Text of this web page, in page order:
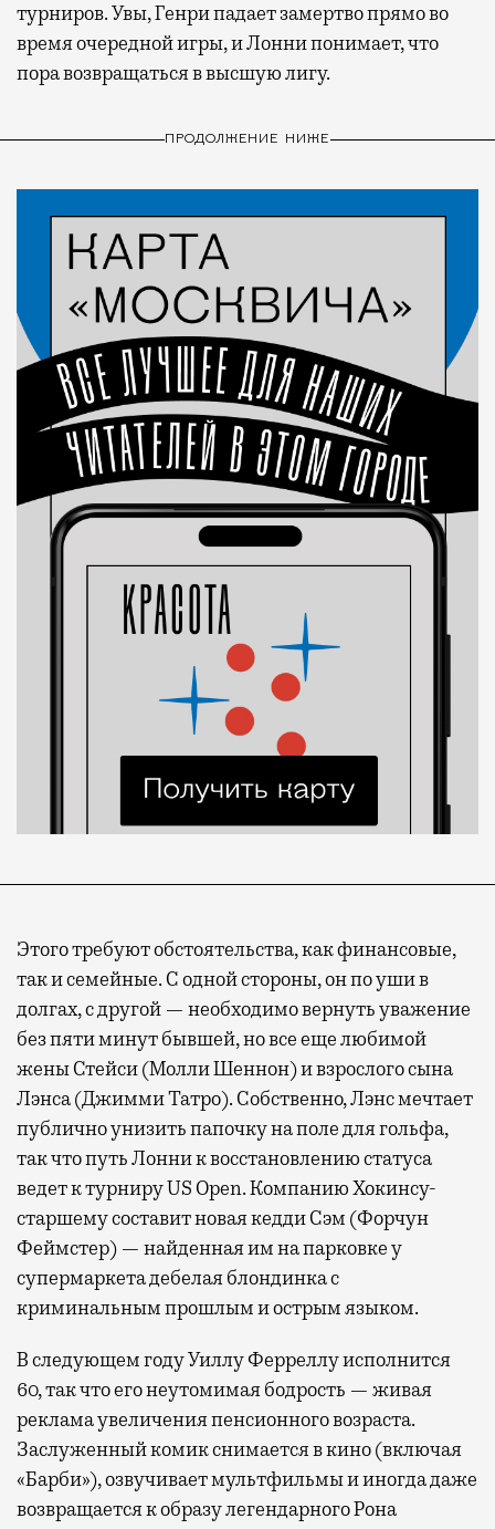
турниров. Увы, Генри падает замертво прямо во
время очередной игры, и Лонни понимает, что
пора возвращаться в высшую лигу.
ПРОДОЛЖЕНИЕ НИЖЕ
Этого требуют обстоятельства, как финансовые,
так и семейные. С одной стороны, он по уши в
долгах, с другой — необходимо вернуть уважение
без пяти минут бывшей, но все еще любимой
жены Стейси (Молли Шеннон) и взрослого сына
Лэнса (Джимми Татро). Собственно, Лэнс мечтает
публично унизить папочку на поле для гольфа,
так что путь Лонни к восстановлению статуса
ведет к турниру US Open. Компанию Хокинсу-
старшему составит новая кедди Сэм (Форчун
Феймстер) — найденная им на парковке у
супермаркета дебелая блондинка с
криминальным прошлым и острым языком.
В следующем году Уиллу Ферреллу исполнится
60, так что его неутомимая бодрость — живая
реклама увеличения пенсионного возраста.
Заслуженный комик снимается в кино (включая
«Барби»), озвучивает мультфильмы и иногда даже
возвращается к образу легендарного Рона